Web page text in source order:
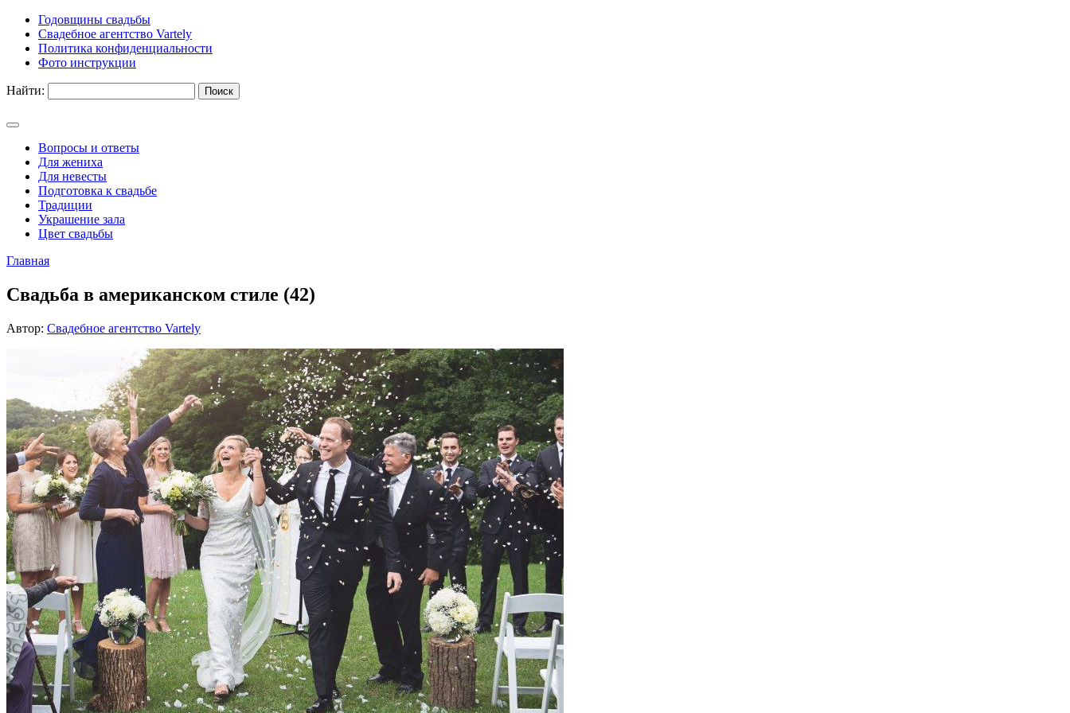
Годовщины свадьбы
Свадебное агентство Vartely
Политика конфиденциальности
Фото инструкции
Найти:
Вопросы и ответы
Для жениха
Для невесты
Подготовка к свадьбе
Традиции
Украшение зала
Цвет свадьбы
Главная
Свадьба в американском стиле (42)
Автор: Свадебное агентство Vartely